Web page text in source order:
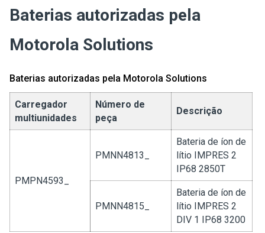
Baterias autorizadas pela
Motorola Solutions
Baterias autorizadas pela Motorola Solutions
Carregador
multiunidades
Número de
peça
Descrição
PMPN4593_
PMNN4813_
Bateria de íon de
lítio IMPRES 2
IP68 2850T
PMNN4815_
Bateria de íon de
lítio IMPRES 2
DIV 1 IP68 3200